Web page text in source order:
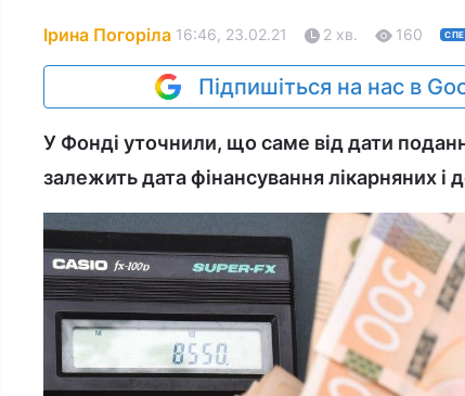
Ірина Погоріла 16:46, 23.02.21 2 хв. 160
Підпишіться на нас в
У Фонді уточнили, що саме від дати
залежить дата фінансування лікарняних і